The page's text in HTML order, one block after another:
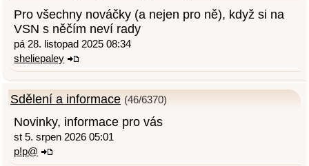
Pro všechny nováčky (a nejen pro ně), když si na
VSN s něčím neví rady
pá 28. listopad 2025 08:34
sheliepaley
Sdělení a informace (46/6370)
Novinky, informace pro vás
st 5. srpen 2026 05:01
p!p@